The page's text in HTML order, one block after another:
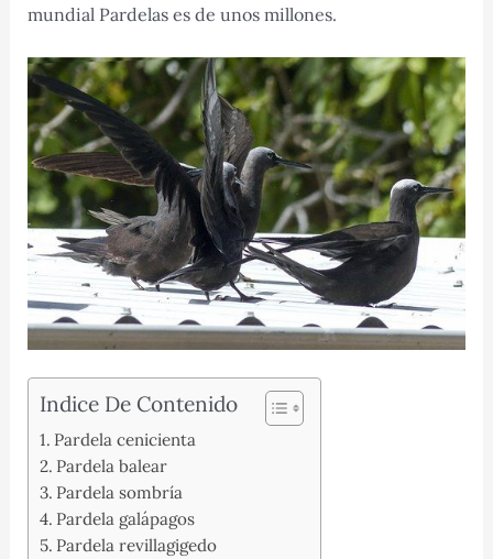
mundial Pardelas es de unos millones.
Indice De Contenido
Pardela cenicienta
Pardela balear
Pardela sombría
Pardela galápagos
Pardela revillagigedo